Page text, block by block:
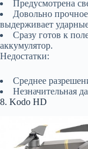
Предусмотрена
Довольно
выдерживает
Сразу готов к
аккумулятор.
Недостатки:
Среднее
Незначительная
8. Kodo HD